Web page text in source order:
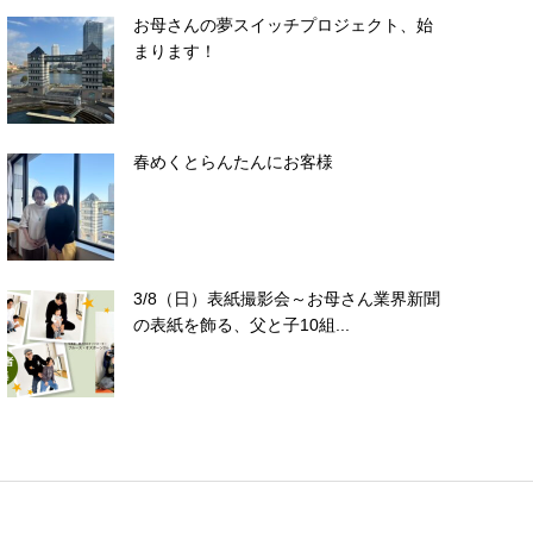
お母さんの夢スイッチプロジェクト、始
まります！
春めくとらんたんにお客様
3/8（日）表紙撮影会～お母さん業界新聞
の表紙を飾る、父と子10組...